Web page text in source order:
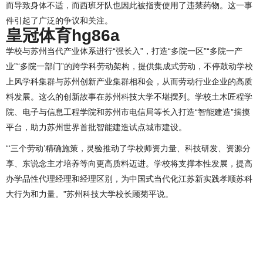
而导致身体不适，而西班牙队也因此被指责使用了违禁药物。这一事
件引起了广泛的争议和关注。
皇冠体育hg86a
学校与苏州当代产业体系进行“强长入”，打造“多院一区”“多院一产
业”“多院一部门”的跨学科劳动架构，提供集成式劳动，不停鼓动学校
上风学科集群与苏州创新产业集群相和会，从而劳动行业企业的高质
料发展。这么的创新故事在苏州科技大学不堪摆列。学校土木匠程学
院、电子与信息工程学院和苏州市电信局等长入打造“智能建造”揣摸
平台，助力苏州世界首批智能建造试点城市建设。
“‘三个劳动’精确施策，灵验推动了学校师资力量、科技研发、资源分
享、东说念主才培养等向更高质料迈进。学校将支撑本性发展，提高
办学品性代理经理和经理区别，为中国式当代化江苏新实践孝顺苏科
大行为和力量。”苏州科技大学校长顾菊平说。